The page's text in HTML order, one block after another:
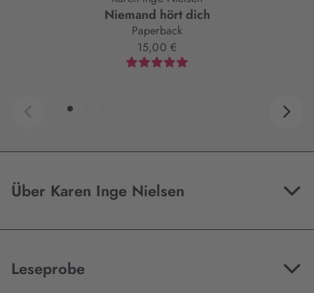
Niemand hört dich
Paperback
15,00 €
Über Karen Inge Nielsen
Leseprobe